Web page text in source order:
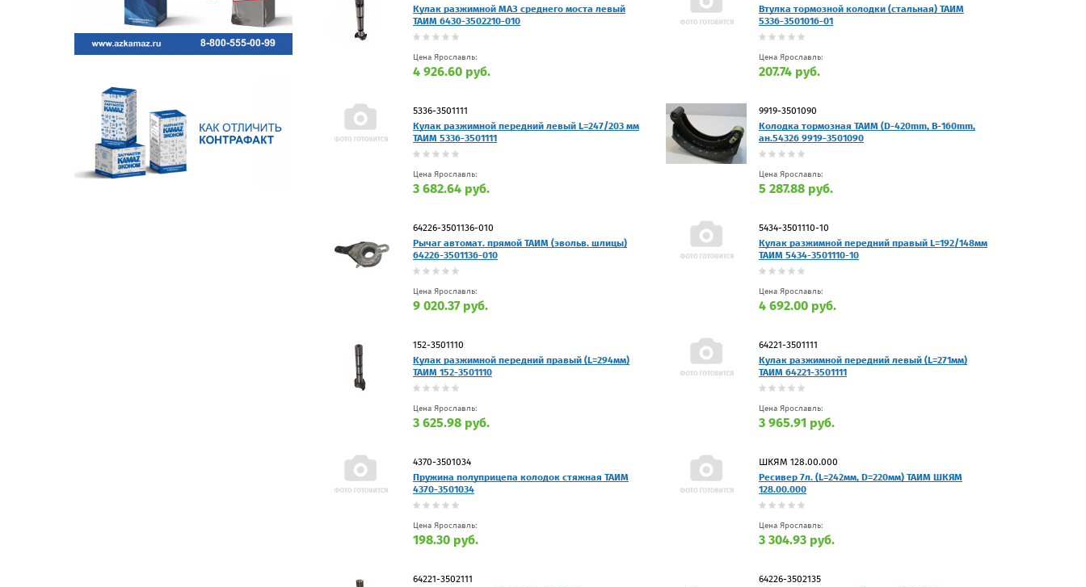
Кулак разжимной МАЗ среднего моста левый
ТАИМ 6430-3502210-010
Цена Ярославль:
4 926.60 руб.
Втулка тормозной колодки (стальная) ТАИМ
5336-3501016-01
Цена Ярославль:
207.74 руб.
5336-3501111
Кулак разжимной передний левый L=247/203 мм
ТАИМ 5336-3501111
Цена Ярославль:
3 682.64 руб.
9919-3501090
Колодка тормозная ТАИМ (D-420mm, B-160mm,
ан.54326 9919-3501090
Цена Ярославль:
5 287.88 руб.
64226-3501136-010
Рычаг автомат. прямой ТАИМ (эвольв. шлицы)
64226-3501136-010
Цена Ярославль:
9 020.37 руб.
5434-3501110-10
Кулак разжимной передний правый L=192/148мм
ТАИМ 5434-3501110-10
Цена Ярославль:
4 692.00 руб.
152-3501110
Кулак разжимной передний правый (L=294мм)
ТАИМ 152-3501110
Цена Ярославль:
3 625.98 руб.
64221-3501111
Кулак разжимной передний левый (L=271мм)
ТАИМ 64221-3501111
Цена Ярославль:
3 965.91 руб.
4370-3501034
Пружина полуприцепа колодок стяжная ТАИМ
4370-3501034
Цена Ярославль:
198.30 руб.
ШКЯМ 128.00.000
Ресивер 7л. (L=242мм, D=220мм) ТАИМ ШКЯМ
128.00.000
Цена Ярославль:
3 304.93 руб.
64221-3502111
64226-3502135